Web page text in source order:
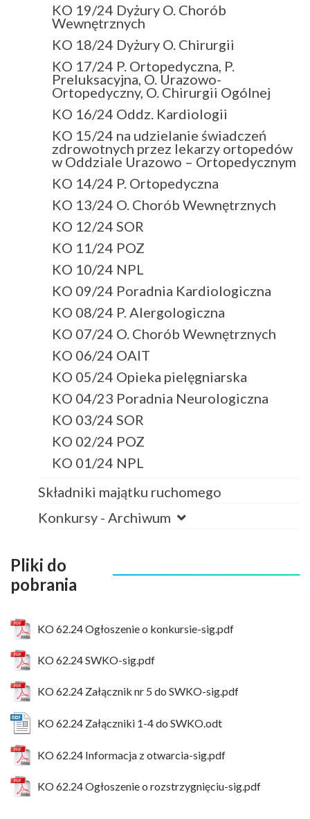
KO 19/24 Dyżury O. Chorób
Wewnętrznych
KO 18/24 Dyżury O. Chirurgii
KO 17/24 P. Ortopedyczna, P.
Preluksacyjna, O. Urazowo-
Ortopedyczny, O. Chirurgii Ogólnej
KO 16/24 Oddz. Kardiologii
KO 15/24 na udzielanie świadczeń
zdrowotnych przez lekarzy ortopedów
w Oddziale Urazowo – Ortopedycznym
KO 14/24 P. Ortopedyczna
KO 13/24 O. Chorób Wewnętrznych
KO 12/24 SOR
KO 11/24 POZ
KO 10/24 NPL
KO 09/24 Poradnia Kardiologiczna
KO 08/24 P. Alergologiczna
KO 07/24 O. Chorób Wewnętrznych
KO 06/24 OAIT
KO 05/24 Opieka pielęgniarska
KO 04/23 Poradnia Neurologiczna
KO 03/24 SOR
KO 02/24 POZ
KO 01/24 NPL
Składniki majątku ruchomego
Konkursy - Archiwum
Pliki do
pobrania
KO 62.24 Ogłoszenie o konkursie-sig.pdf
KO 62.24 SWKO-sig.pdf
KO 62.24 Załącznik nr 5 do SWKO-sig.pdf
KO 62.24 Załączniki 1-4 do SWKO.odt
KO 62.24 Informacja z otwarcia-sig.pdf
KO 62.24 Ogłoszenie o rozstrzygnięciu-sig.pdf